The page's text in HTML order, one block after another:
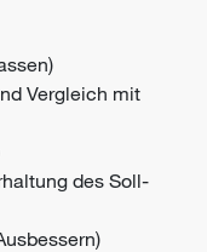
Vergleich mit
des Soll-